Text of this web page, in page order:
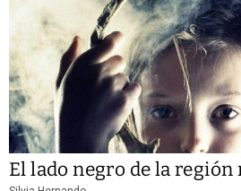
El lado negro de la región